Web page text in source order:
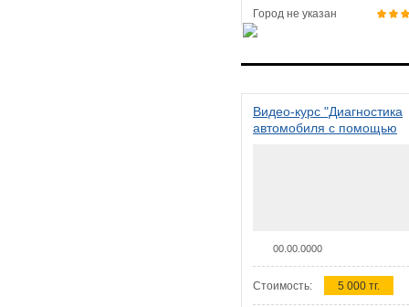
Город не указан
Видео-курс "Диагностика
автомобиля с помощью
00.00.0000
Стоимость: 5 000 тг.